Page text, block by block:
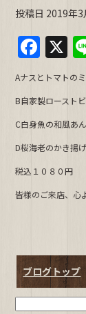
投稿日 2019年3
F
a
c
e
b
o
o
k
X
Aナスとトマトの
B自家製ロースト
C白身魚の和風あ
D桜海老のかき揚
税込１０８０円
皆様のご来店、心
ブログトップ